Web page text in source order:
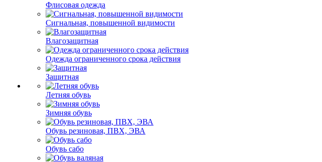
Флисовая одежда
Сигнальная, повышенной видимости
Влагозащитная
Одежда ограниченного срока действия
Защитная
Летняя обувь
Зимняя обувь
Обувь резиновая, ПВХ, ЭВА
Обувь сабо